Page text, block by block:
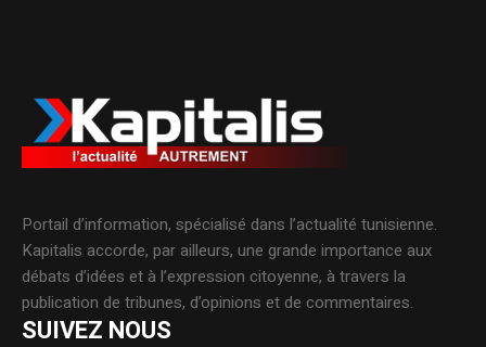
Portail d’information, spécialisé dans l’actualité tunisienne.
Kapitalis accorde, par ailleurs, une grande importance aux
débats d’idées et à l’expression citoyenne, à travers la
publication de tribunes, d’opinions et de commentaires.
SUIVEZ NOUS